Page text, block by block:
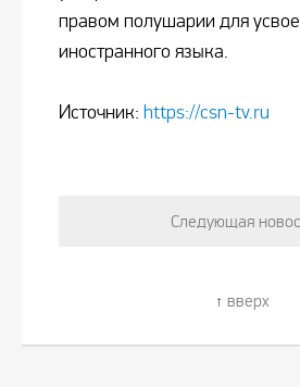
правом полушарии для
иностранного языка.
Источник: https://csn-tv.ru
Следующая
вверх